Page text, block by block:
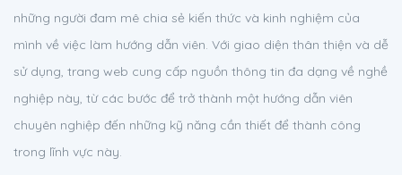
những người đam mê chia sẻ kiến thức và kinh nghiệm của
mình về việc làm hướng dẫn viên. Với giao diện thân thiện và dễ
sử dụng, trang web cung cấp nguồn thông tin đa dạng về nghề
nghiệp này, từ các bước để trở thành một hướng dẫn viên
chuyên nghiệp đến những kỹ năng cần thiết để thành công
trong lĩnh vực này.